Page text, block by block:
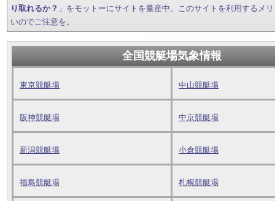
り取れるか？ 」をモットーにサイトを量産中。このサイトを利用するメ
いのでご注意を。
全国競艇場気象情報
東京競艇場 中山競艇場
阪神競艇場 中京競艇場
新潟競艇場 小倉競艇場
福島競艇場 札幌競艇場